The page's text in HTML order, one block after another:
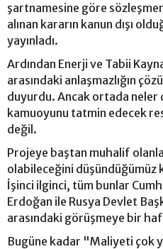
şartnamesine göre
alınan kararın kanun dışı
yayınladı.
Ardından Enerji ve Tabii
arasındaki anlaşmazlığın
duyurdu. Ancak ortada neler
kamuoyunu tatmin edecek
değil.
Projeye baştan muhalif
olabileceğini düşündüğümüz
İşinci ilginci, tüm bunlar
Erdoğan ile Rusya Devlet
arasındaki görüşmeye bir
Bugüne kadar "Maliyeti çok